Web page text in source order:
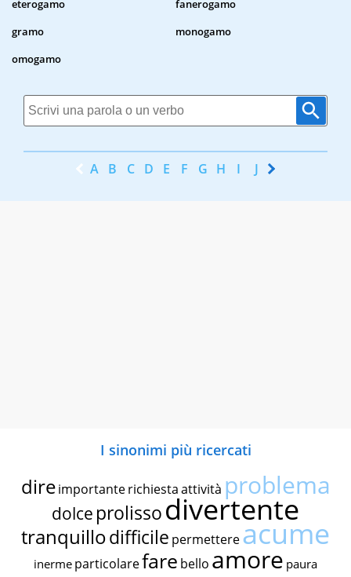
eterogamo
fanerogamo
gramo
monogamo
omogamo
A B C D E F G H I J K
I sinonimi più ricercati
dire importante richiestaattività problema
dolce prolissodivertente
tranquillodifficile permettereacume
inerme particolarefare bello amore paura